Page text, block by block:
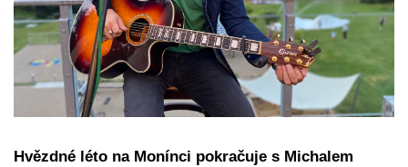
Hvězdné léto na Monínci pokračuje s Michalem